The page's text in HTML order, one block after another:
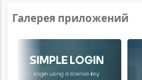
Галерея приложений